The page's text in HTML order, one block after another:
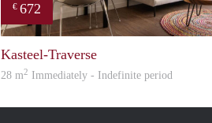
€ 672
Kasteel-Traverse
28 m2 Immediately - Indefinite period